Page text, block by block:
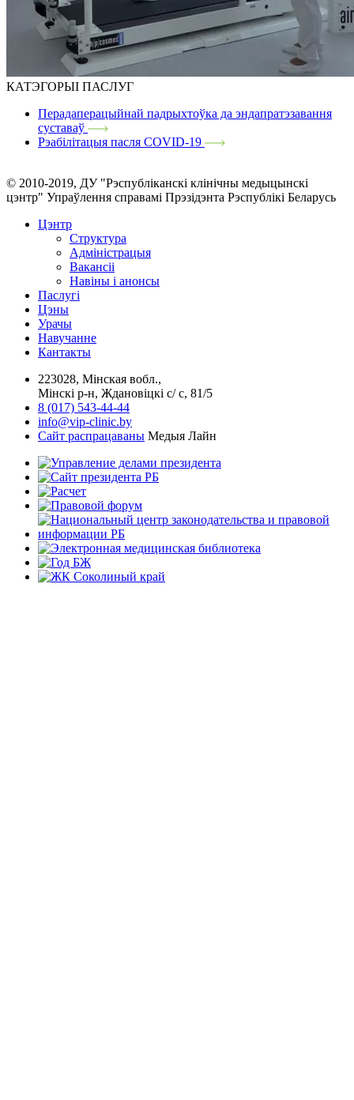
КАТЭГОРЫІ ПАСЛУГ
Перадаперацыйнай падрыхтоўка да эндапратэзавання
суставаў
Рэабілітацыя пасля COVID-19
© 2010-2019, ДУ "Рэспубліканскі клінічны медыцынскі
цэнтр" Упраўлення справамі Прэзідэнта Рэспублікі Беларусь
Цэнтр
Структура
Адміністрацыя
Вакансіі
Навіны і анонсы
Паслугi
Цэны
Урачы
Навучанне
Кантакты
223028, Мінская вобл.,
Мінскі р-н, Ждановіцкі с/ с, 81/5
8 (017) 543-44-44
info@vip-clinic.by
Сайт распрацаваны Медыя Лайн